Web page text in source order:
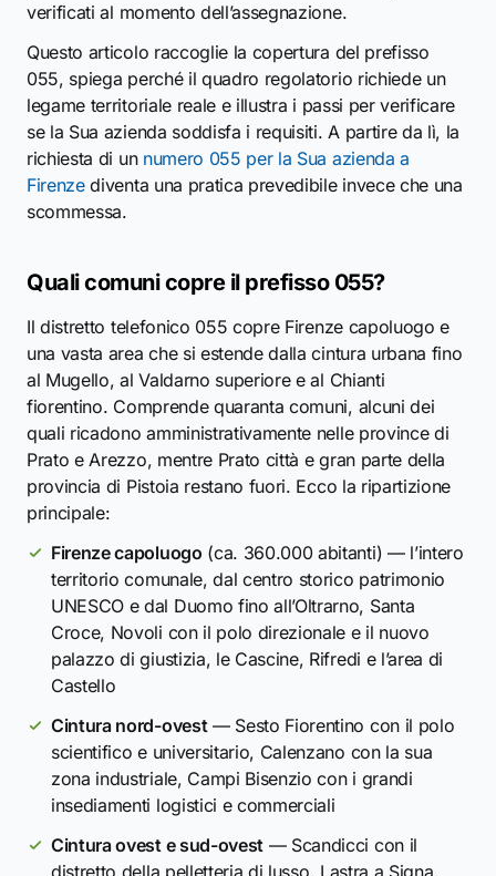
verificati al momento dell’assegnazione.
Questo articolo raccoglie la copertura del prefisso
055, spiega perché il quadro regolatorio richiede un
legame territoriale reale e illustra i passi per verificare
se la Sua azienda soddisfa i requisiti. A partire da lì, la
richiesta di un numero 055 per la Sua azienda a
Firenzediventa una pratica prevedibile invece che una
scommessa.
Quali comuni copre il prefisso 055?
Il distretto telefonico 055 copre Firenze capoluogo e
una vasta area che si estende dalla cintura urbana fino
al Mugello, al Valdarno superiore e al Chianti
fiorentino. Comprende quaranta comuni, alcuni dei
quali ricadono amministrativamente nelle province di
Prato e Arezzo, mentre Prato città e gran parte della
provincia di Pistoia restano fuori. Ecco la ripartizione
principale:
Firenze capoluogo (ca. 360.000 abitanti) — l’intero
territorio comunale, dal centro storico patrimonio
UNESCO e dal Duomo fino all’Oltrarno, Santa
Croce, Novoli con il polo direzionale e il nuovo
palazzo di giustizia, le Cascine, Rifredi e l’area di
Castello
Cintura nord-ovest— Sesto Fiorentino con il polo
scientifico e universitario, Calenzano con la sua
zona industriale, Campi Bisenzio con i grandi
insediamenti logistici e commerciali
Cintura ovest e sud-ovest — Scandicci con il
distretto della pelletteria di lusso, Lastra a Signa,